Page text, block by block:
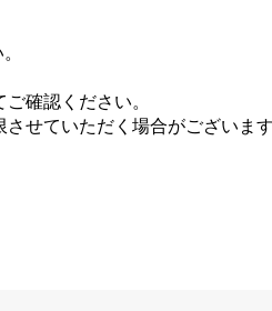
確認ください。
せていただく場合がございま